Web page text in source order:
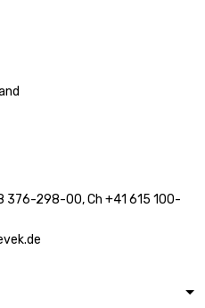
981,39 €
376-298-00, Ch +41 615 100-